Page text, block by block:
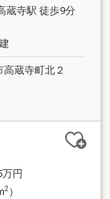
蔵寺駅 徒歩9分
蔵寺町北２
万円
2）